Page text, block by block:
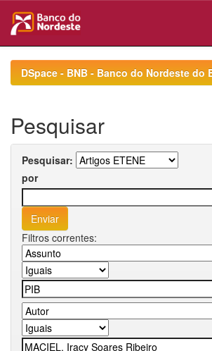
navigationDSpace - BNB - Banco do Nordeste do
Pesquisar
Pesquisar:
por
Filtros correntes: